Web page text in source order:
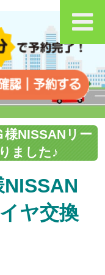
様NISSANリー
ました♪
ヤ交換